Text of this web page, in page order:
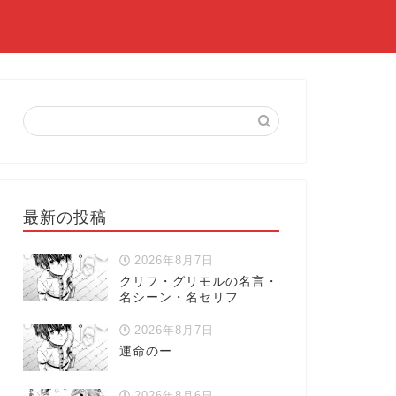
最新の投稿
2026年8月7日
クリフ・グリモルの名言・
名シーン・名セリフ
2026年8月7日
運命のー